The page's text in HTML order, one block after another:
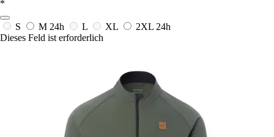
*
S M 24h L XL 2XL 24h
Dieses Feld ist erforderlich